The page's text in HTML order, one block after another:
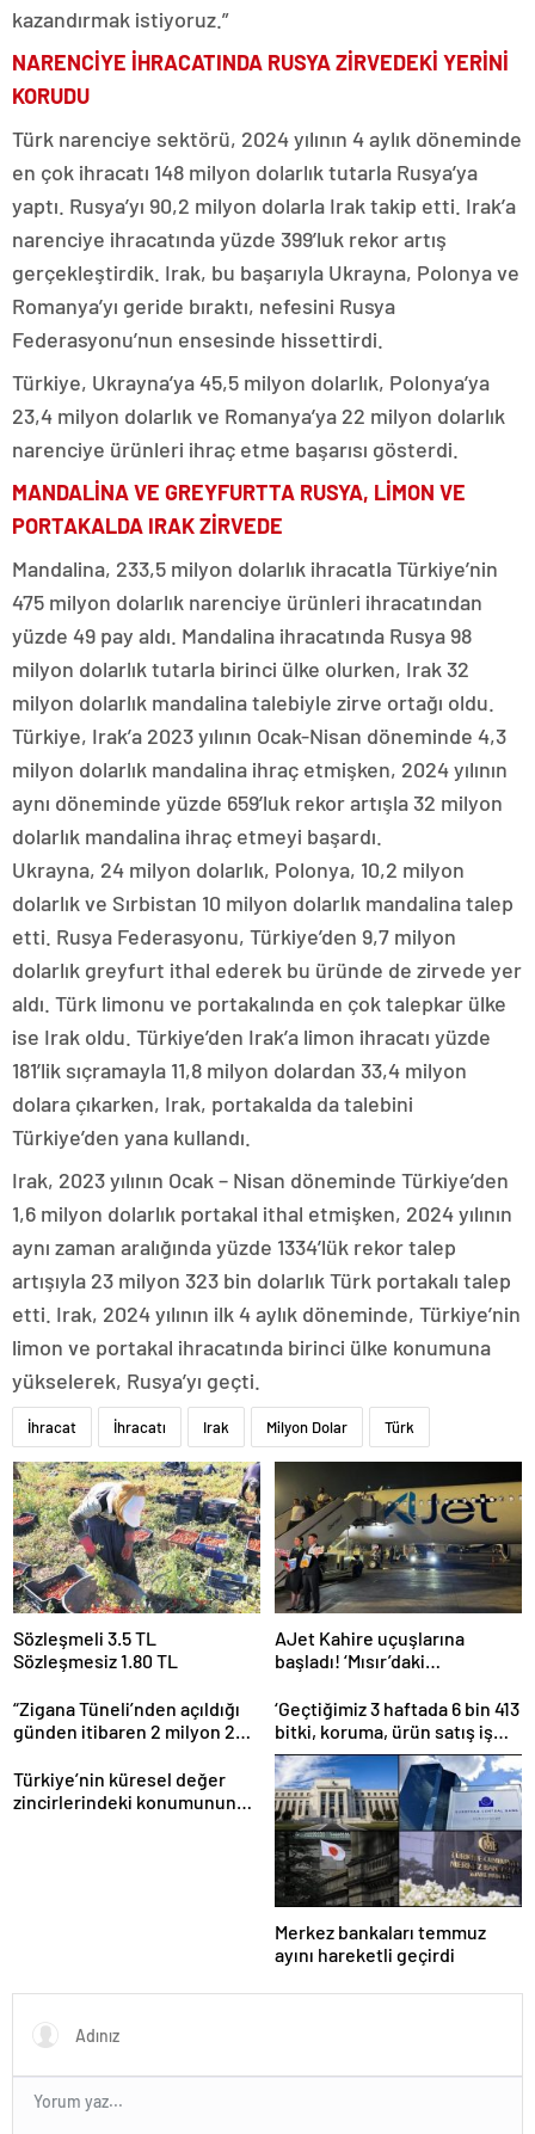
kazandırmak istiyoruz.”
NARENCİYE İHRACATINDA RUSYA ZİRVEDEKİ YERİNİ
KORUDU
Türk narenciye sektörü, 2024 yılının 4 aylık döneminde
en çok ihracatı 148 milyon dolarlık tutarla Rusya’ya
yaptı. Rusya’yı 90,2 milyon dolarla Irak takip etti. Irak’a
narenciye ihracatında yüzde 399’luk rekor artış
gerçekleştirdik. Irak, bu başarıyla Ukrayna, Polonya ve
Romanya’yı geride bıraktı, nefesini Rusya
Federasyonu’nun ensesinde hissettirdi.
Türkiye, Ukrayna’ya 45,5 milyon dolarlık, Polonya’ya
23,4 milyon dolarlık ve Romanya’ya 22 milyon dolarlık
narenciye ürünleri ihraç etme başarısı gösterdi.
MANDALİNA VE GREYFURTTA RUSYA, LİMON VE
PORTAKALDA IRAK ZİRVEDE
Mandalina, 233,5 milyon dolarlık ihracatla Türkiye’nin
475 milyon dolarlık narenciye ürünleri ihracatından
yüzde 49 pay aldı. Mandalina ihracatında Rusya 98
milyon dolarlık tutarla birinci ülke olurken, Irak 32
milyon dolarlık mandalina talebiyle zirve ortağı oldu.
Türkiye, Irak’a 2023 yılının Ocak-Nisan döneminde 4,3
milyon dolarlık mandalina ihraç etmişken, 2024 yılının
aynı döneminde yüzde 659’luk rekor artışla 32 milyon
dolarlık mandalina ihraç etmeyi başardı.
Ukrayna, 24 milyon dolarlık, Polonya, 10,2 milyon
dolarlık ve Sırbistan 10 milyon dolarlık mandalina talep
etti. Rusya Federasyonu, Türkiye’den 9,7 milyon
dolarlık greyfurt ithal ederek bu üründe de zirvede yer
aldı. Türk limonu ve portakalında en çok talepkar ülke
ise Irak oldu. Türkiye’den Irak’a limon ihracatı yüzde
181’lik sıçramayla 11,8 milyon dolardan 33,4 milyon
dolara çıkarken, Irak, portakalda da talebini
Türkiye’den yana kullandı.
Irak, 2023 yılının Ocak – Nisan döneminde Türkiye’den
1,6 milyon dolarlık portakal ithal etmişken, 2024 yılının
aynı zaman aralığında yüzde 1334’lük rekor talep
artışıyla 23 milyon 323 bin dolarlık Türk portakalı talep
etti. Irak, 2024 yılının ilk 4 aylık döneminde, Türkiye’nin
limon ve portakal ihracatında birinci ülke konumuna
yükselerek, Rusya’yı geçti.
İhracat İhracatı Irak Milyon Dolar Türk
Sözleşmeli 3.5 TL
Sözleşmesiz 1.80 TL
AJet Kahire uçuşlarına
başladı! ‘Mısır’daki
getireceğiz’
“Zigana Tüneli’nden açıldığı
günden itibaren 2 milyon 200
‘Geçtiğimiz 3 haftada 6 bin 413
bitki, koruma, ürün satış iş
yeri denetlendi’
Türkiye’nin küresel değer
zincirlerindeki konumunun
Merkez bankaları temmuz
ayını hareketli geçirdi